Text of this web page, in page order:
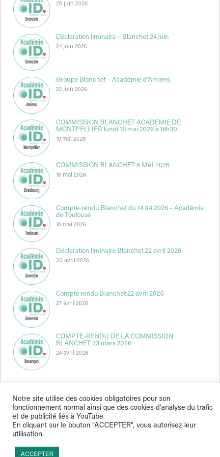
25 juin 2026
Déclaration liminaire – Blanchet 24 juin
24 juin 2026
Groupe Blanchet – Académie d’Amiens
22 juin 2026
COMMISSION BLANCHET ACADEMIE DE
MONTPELLIER lundi 18 mai 2026 à 16h30
19 mai 2026
COMMISSION BLANCHET 6 MAI 2026
18 mai 2026
Compte-rendu Blanchet du 14 04 2026 – Académie
de Toulouse
10 mai 2026
Déclaration liminaire Blanchet 22 avril 2026
30 avril 2026
Compte rendu Blanchet 22 avril 2026
27 avril 2026
COMPTE-RENDU DE LA COMMISSION
BLANCHET 23 mars 2026
24 avril 2026
Indépendance & Direction © 2026
Notre site utilise des cookies obligatoires pour son
fonctionnement normal ainsi que des cookies d'analyse du trafic
et de publicité liés à YouTube.
En cliquant sur le bouton "ACCEPTER", vous autorisez leur
utilisation.
ACCEPTER